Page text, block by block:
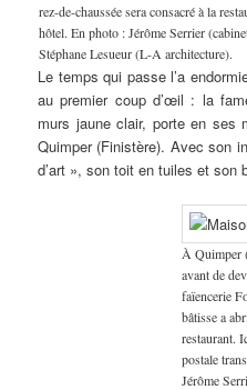
rez-de-chaussée sera consacré à la
hôtel. En photo : Jérôme Serrier
Stéphane Lesueur (L-A architecture).
Le temps qui passe l’a
au premier coup d’œil : la
murs jaune clair, porte en ses
Quimper (Finistère). Avec son
d’art », son toit en tuiles et son
À Quimper
avant de
faïencerie
bâtisse a
restaurant.
postale
Jérôme